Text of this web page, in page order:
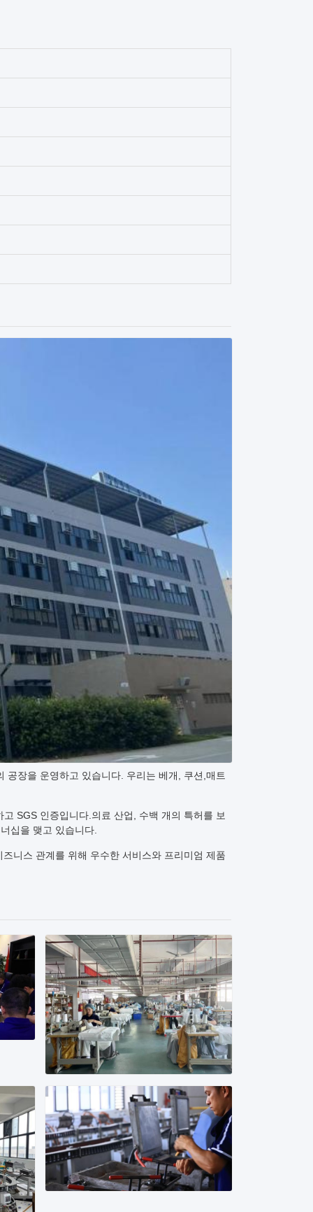
장을 운영하고 있습니다. 우리는 베개, 쿠션,매트
SGS 인증입니다.의료 산업, 수백 개의 특허를 보
십을 맺고 있습니다.
니스 관계를 위해 우수한 서비스와 프리미엄 제품